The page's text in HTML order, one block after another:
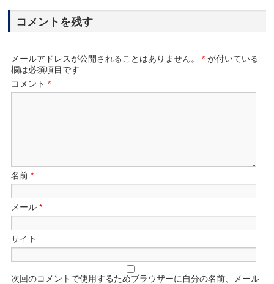
コメントを残す
メールアドレスが公開されることはありません。 * が付いている
欄は必須項目です
コメント*
名前*
メール*
サイト
次回のコメントで使用するためブラウザーに自分の名前、メール